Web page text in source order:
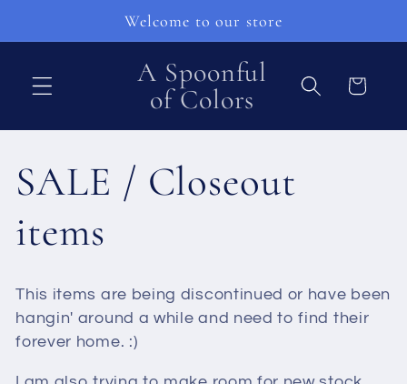
Welcome to our store
A Spoonful
of Colors
Καλάθι
Σ
υ
λ
λ
SALE / Closeout
items
This items are being discontinued or have been
hangin' around a while and need to find their
forever home. :)